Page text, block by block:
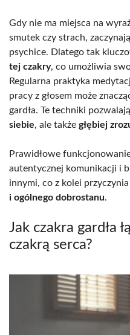
Gdy nie ma miejsca na
smutek czy strach,
psychice. Dlatego tak
tej czakry, co umożliwia
Regularna praktyka
pracy z głosem może
gardła. Te techniki
siebie, ale także głębiej
Prawidłowe
autentycznej komunikacji i
innymi, co z kolei
i ogólnego dobrostanu.
Jak czakra gardła
czakrą serca?